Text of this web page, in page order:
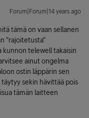
Forum|Forum|14 years ago
tämä on vaan sellanen
"rajoitetusta"
kunnon telewell takaisin
ainut ongelma
ostin läppärin sen
sekin hävittää pois
tämän laitteen